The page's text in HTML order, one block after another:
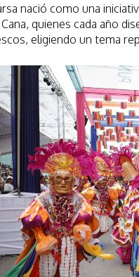
nació como una
quienes cada año
eligiendo un tema